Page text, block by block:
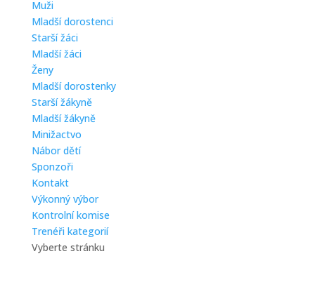
Muži
Mladší dorostenci
Starší žáci
Mladší žáci
Ženy
Mladší dorostenky
Starší žákyně
Mladší žákyně
Minižactvo
Nábor dětí
Sponzoři
Kontakt
Výkonný výbor
Kontrolní komise
Trenéři kategorií
Vyberte stránku